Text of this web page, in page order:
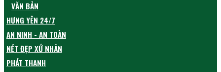
VĂN BẢN
HƯNG YÊN 24/7
AN NINH - AN TOÀN
NÉT ĐẸP XỨ NHÃN
PHÁT THANH